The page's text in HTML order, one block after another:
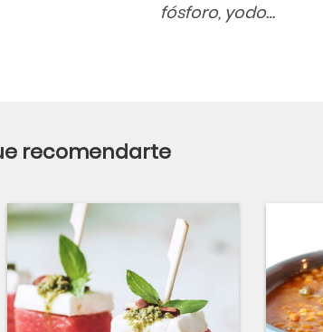
fósforo, yodo…
recomendarte